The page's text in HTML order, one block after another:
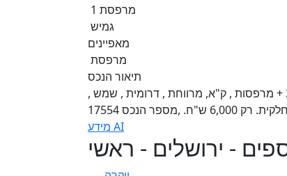
1 מרפסת
גמיש
מאפיינים
מרפסת
תיאור הנכס
במחיר מצויין !!! בקרית שמואל ( הפלמ"ח ) במיקום מרכזי , 3 + מרפסות , ק"א, מרווחת , דרומית , שמש ,
הנכס 17554
מידע AI
- ירושלים - ראשי